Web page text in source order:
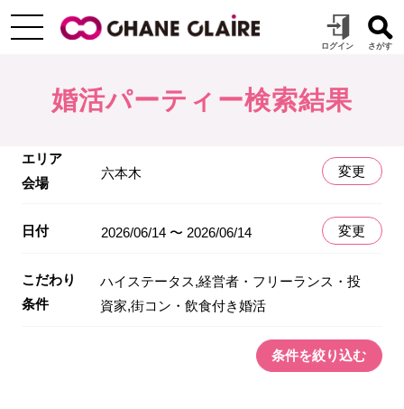
婚活パーティー検索結果
エリア
会場
六本木 変更
日付 2026/06/14 〜 2026/06/14 変更
こだわり
条件
ハイステータス,経営者・フリーランス・投
資家,街コン・飲食付き婚活
条件を絞り込む